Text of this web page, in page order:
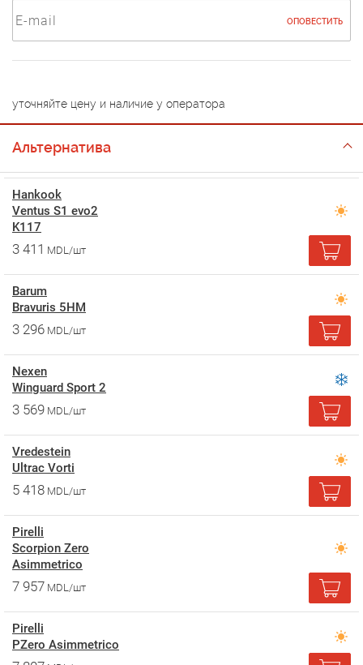
ОПОВЕСТИТЬ
уточняйте цену и наличие у оператора
Альтернатива
Hankook
Ventus S1 evo2
K117
3 411 MDL/шт
Barum
Bravuris 5HM
3 296 MDL/шт
Nexen
Winguard Sport 2
3 569 MDL/шт
Vredestein
Ultrac Vorti
5 418 MDL/шт
Pirelli
Scorpion Zero
Asimmetrico
7 957 MDL/шт
Pirelli
PZero Asimmetrico